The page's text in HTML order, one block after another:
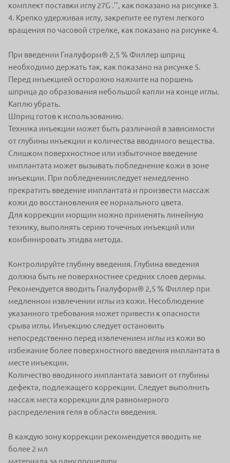
комплект поставки иглу 27G .’’, как показано на рисунке 3.
4. Крепко удерживая иглу, закрепите ее путем легкого
вращения по часовой стрелке, как показано на рисунке 4.
При введении Гиалуформ® 2,5 % Филлер шприц
необходимо держать так, как показано на рисунке 5.
Перед инъекцией осторожно нажмите на поршень
шприца до образования небольшой капли на конце иглы.
Каплю убрать.
Шприц готов к использованию.
Техника инъекции может быть различной в зависимости
от глубины инъекции и количества вводимого вещества.
Слишком поверхностное или избыточное введение
имплантата может вызывать побледнение кожи в зоне
инъекции. При побледненииследует немедленно
прекратить введение имплантата и произвести массаж
кожи до восстановления ее нормального цвета.
Для коррекции морщин можно применять линейную
технику, выполнять серию точечных инъекций или
комбинировать этидва метода.
Контролируйте глубину введения. Глубина введения
должна быть не поверхностнее средних слоев дермы.
Рекомендуется вводить Гиалуформ® 2,5 % Филлер при
медленном извлечении иглы из кожи. Несоблюдение
указанного требования может привести к опасности
срыва иглы. Инъекцию следует остановить
непосредственно перед извлечением иглы из кожи во
избежание более поверхностного введения имплантата в
месте инъекции.
Количество вводимого имплантата зависит от глубины
дефекта, подлежащего коррекции. Следует выполнить
массаж места коррекции для равномерного
распределения геля в области введения.
В каждую зону коррекции рекомендуется вводить не
более 2 мл
материала за одну процедуру.